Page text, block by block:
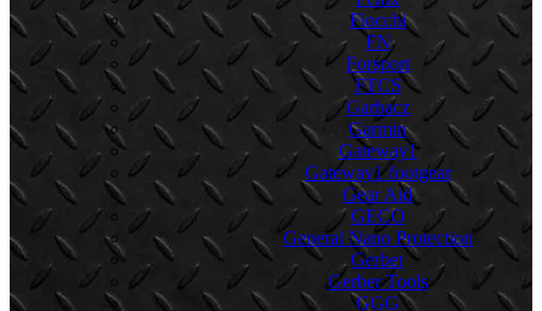
Fiocchi
FN
Forsport
FTCS
Garbacz
Garmin
Gateway1
Gateway1 footgear
Gear Aid
GECO
General Nano Protection
Gerber
Gerber Tools
GGG